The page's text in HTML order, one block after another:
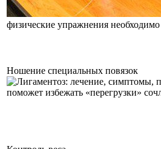
физические упражнения
Ношение специальных повязок
поможет избежать «перегрузки»